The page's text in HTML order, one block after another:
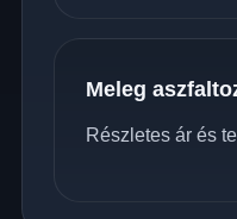
Meleg
Részletes ár és